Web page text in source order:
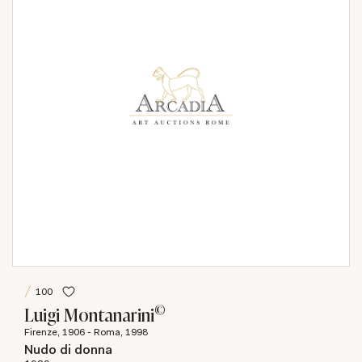
100
Luigi Montanarini©
Firenze, 1906 - Roma, 1998
Nudo di donna